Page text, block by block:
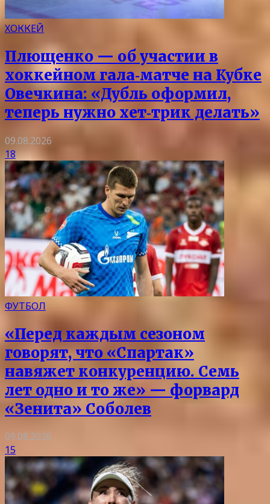
ХОККЕЙ
Плющенко — об участии в
хоккейном гала‑матче на Кубке
Овечкина: «Дубль оформил,
теперь нужно хет‑трик делать»
09.08.2026
18
ФУТБОЛ
«Перед каждым сезоном
говорят, что «Спартак»
навяжет конкуренцию. Семь
лет одно и то же» — форвард
«Зенита» Соболев
09.08.2026
15